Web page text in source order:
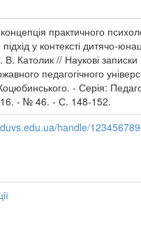
практичного
у контексті дитячо-
В. Католик // Наукові записки
педагогічного
- Серія:
- № 46. - С. 148-152.
handle/